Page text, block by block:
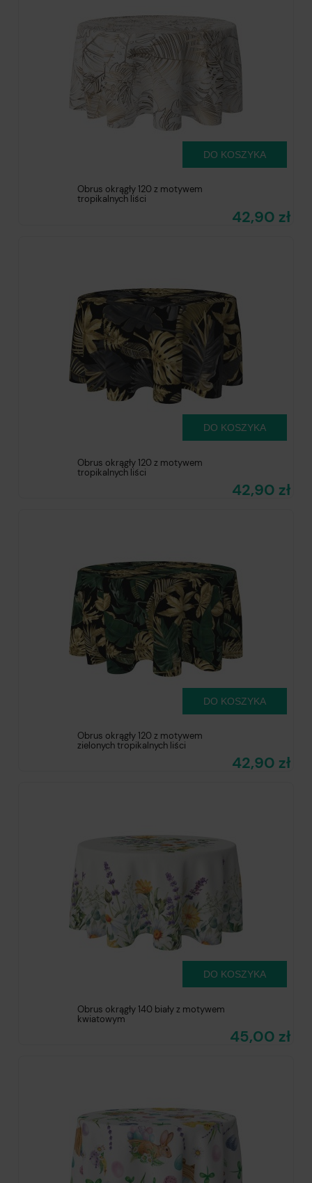
Obrus okrągły 120 z motywem
tropikalnych liści
42,90 zł
DO KOSZYKA
Obrus okrągły 120 z motywem
tropikalnych liści
42,90 zł
DO KOSZYKA
Obrus okrągły 120 z motywem
zielonych tropikalnych liści
42,90 zł
DO KOSZYKA
Obrus okrągły 140 biały z motywem
kwiatowym
45,00 zł
DO KOSZYKA